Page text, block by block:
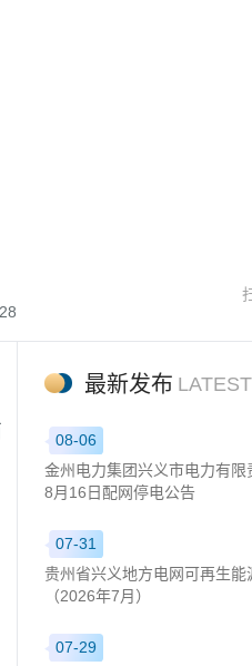
最新发布
08-06
金州电力集团兴义市电力有
8月16日配网停电公告
07-31
贵州省兴义地方电网可再生
（2026年7月）
07-29